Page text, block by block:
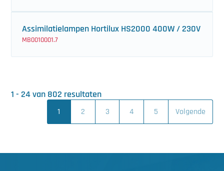
Assimilatielampen Hortilux HS2000 400W / 230V
MB0010001.7
1 - 24 van 802 resultaten
1 2 3 4 5 Volgende